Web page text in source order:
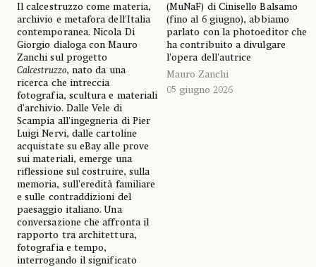
Il calcestruzzo come materia,
archivio e metafora dell'Italia
contemporanea. Nicola Di
Giorgio dialoga con Mauro
Zanchi sul progetto
Calcestruzzo, nato da una
ricerca che intreccia
fotografia, scultura e materiali
d'archivio. Dalle Vele di
Scampia all'ingegneria di Pier
Luigi Nervi, dalle cartoline
acquistate su eBay alle prove
sui materiali, emerge una
riflessione sul costruire, sulla
memoria, sull'eredità familiare
e sulle contraddizioni del
paesaggio italiano. Una
conversazione che affronta il
rapporto tra architettura,
fotografia e tempo,
interrogando il significato
(MuNaF) di Cinisello Balsamo
(fino al 6 giugno), abbiamo
parlato con la photoeditor che
ha contribuito a divulgare
l'opera dell'autrice
Mauro Zanchi
05 giugno 2026